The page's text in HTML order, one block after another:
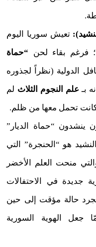
تعيش سوريا اليوم
فرغم بقاء لحن “حماة
الدولية (نظراً لجذوره
بـ علم النجوم الثلاث لم
كانت تحمل معها من ظلم.
ينشدون “حماة الديار”
هو “الحنجرة” التي
منحت العلم الأخضر
جديدة في الاحتفالات
حالة مؤقت إلى حين
جعل الهوية السورية